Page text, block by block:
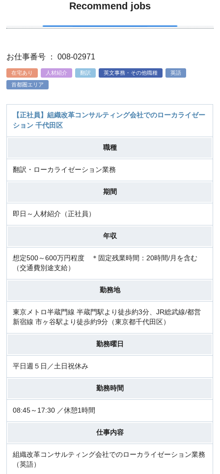
Recommend jobs
お仕事番号 ： 008-02971
在宅あり 人材紹介 翻訳 英文事務・その他職種
英語
首都圏エリア
【正社員】組織改革コンサルティング会社でのローカライゼー
ション 千代田区
職種
翻訳・ローカライゼーション業務
期間
即日～人材紹介（正社員）
年収
想定500～600万円程度 ＊固定残業時間：20時間/月を含む
（交通費別途支給）
勤務地
東京メトロ半蔵門線 半蔵門駅より徒歩約3分、JR総武線/都営
新宿線 市ヶ谷駅より徒歩約9分（東京都千代田区）
勤務曜日
平日週５日／土日祝休み
勤務時間
08:45～17:30 ／休憩1時間
仕事内容
組織改革コンサルティング会社でのローカライゼーション業務
（英語）